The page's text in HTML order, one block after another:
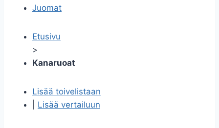
Juomat
Etusivu
>
Kanaruoat
Lisää toivelistaan
Lisää vertailuun